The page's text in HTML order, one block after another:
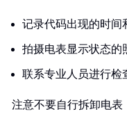
记录代码出现的时间
拍摄电表显示状态的
联系专业人员进行检
注意不要自行拆卸电表